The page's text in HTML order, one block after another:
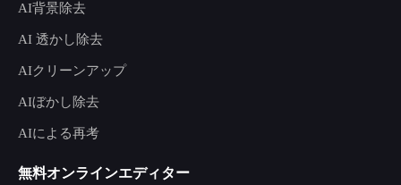
AI背景除去
AI 透かし除去
AIクリーンアップ
AIぼかし除去
AIによる再考
無料オンラインエディター